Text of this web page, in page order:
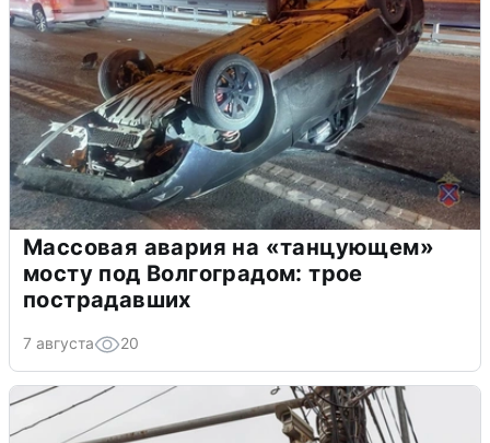
Массовая авария на «танцующем»
мосту под Волгоградом: трое
пострадавших
7 августа 20